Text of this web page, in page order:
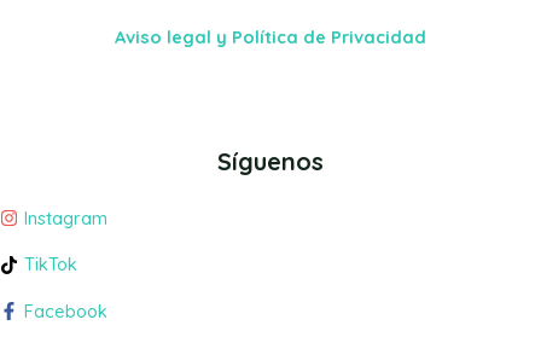
Aviso legal y Política de Privacidad
Síguenos
Instagram
TikTok
Facebook